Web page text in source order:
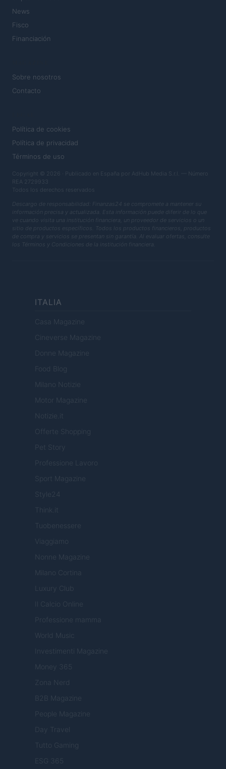
News
Fisco
Financiación
Sobre nosotros
Contacto
Política de cookies
Política de privacidad
Términos de uso
Copyright © 2026 · Publicado en España por AdHub Media S.r.l. — Número
REA 2729933
Todos los derechos reservados
Descargo de responsabilidad: Finanzas24 se compromete a mantener su
información precisa y actualizada. Esta información puede diferir de lo que
ve cuando visita una institución financiera, un proveedor de servicios o un
sitio de productos específicos. Todos los productos financieros, productos
de compra y servicios se presentan sin garantía. Al evaluar ofertas, consulte
los Términos y Condiciones de la institución financiera.
ITALIA
Casa Magazine
Cineverse Magazine
Donne Magazine
Food Blog
Milano Notizie
Motor Magazine
Notizie.it
Offerte Shopping
Pet Story
Professione Lavoro
Sport Magazine
Style24
Think.it
Tuobenessere
Viaggiamo
Nonne Magazine
Milano Cortina
Luxury Club
Il Calcio Online
Professione mamma
World Music
Investimenti Magazine
Money 365
Zona Nerd
B2B Magazine
People Magazine
Day Travel
Tutto Gaming
ESG 365